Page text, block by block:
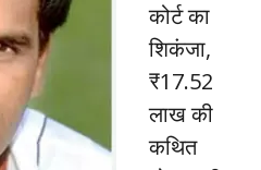
कोर्ट का
शिकंजा,
₹17.52
लाख की
कथित